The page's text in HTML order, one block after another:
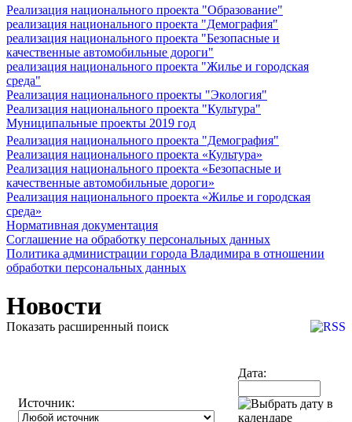
Реализация национального проекта "Образование"
реализация национального проекта "Демография"
реализация национального проекта "Безопасные и
качественные автомобильные дороги"
реализация национального проекта "Жилье и городская
среда"
Реализация национального проекты "Экология"
Реализация национального проекта "Культура"
Муниципальные проекты 2019 год
Реализация национального проекта "Демография"
Реализация национального проекта «Культура»
Реализация национального проекта «Безопасные и
качественные автомобильные дороги»
Реализация национального проекта «Жилье и городская
среда»
Нормативная документация
Соглашение на обработку персональных данных
Политика администрации города Владимира в отношении
обработки персональных данных
Новости
Показать расширенный поиск
Источник:
Дата: